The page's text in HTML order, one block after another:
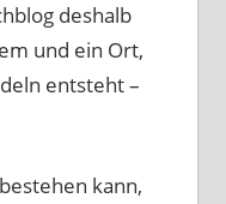
deshalb
und ein Ort,
entsteht –
kann,